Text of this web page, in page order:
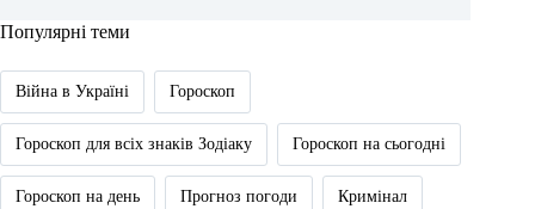
Популярні теми
Війна в Україні Гороскоп
Гороскоп для всіх знаків Зодіаку Гороскоп на сьогодні
Гороскоп на день Прогноз погоди Кримінал